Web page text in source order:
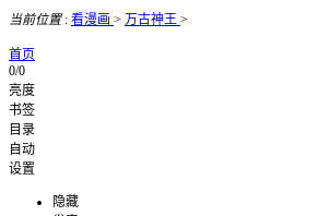
当前位置: 看漫画 > 万古神王 >
首页
0/0
亮度
书签
目录
自动
设置
隐藏